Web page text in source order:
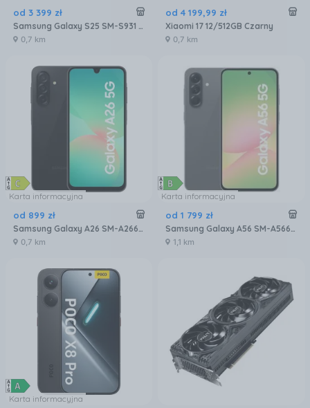
od 3 399 zł
Samsung Galaxy S25 SM-S931 12/256GB Srebrny
0,7 km
od 4 199,99 zł
Xiaomi 17 12/512GB Czarny
0,7 km
Karta informacyjna
od 899 zł
Samsung Galaxy A26 SM-A266 6/128GB 5G Czarny
0,7 km
Karta informacyjna
od 1 799 zł
Samsung Galaxy A56 SM-A566 8/256GB Grafitowy
1,1 km
Karta informacyjna